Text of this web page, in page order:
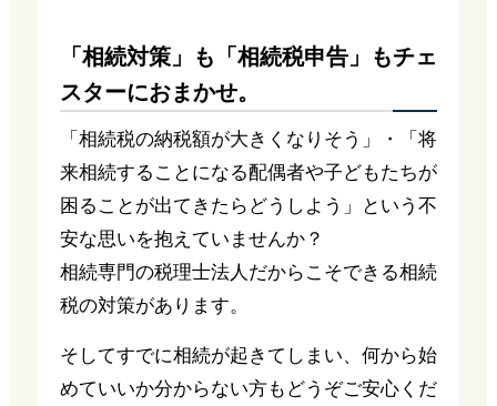
「相続対策」も「相続税申告」もチェ
スターにおまかせ。
「相続税の納税額が大きくなりそう」・「将
来相続することになる配偶者や子どもたちが
困ることが出てきたらどうしよう」という不
安な思いを抱えていませんか？
相続専門の税理士法人だからこそできる相続
税の対策があります。
そしてすでに相続が起きてしまい、何から始
めていいか分からない方もどうぞご安心くだ